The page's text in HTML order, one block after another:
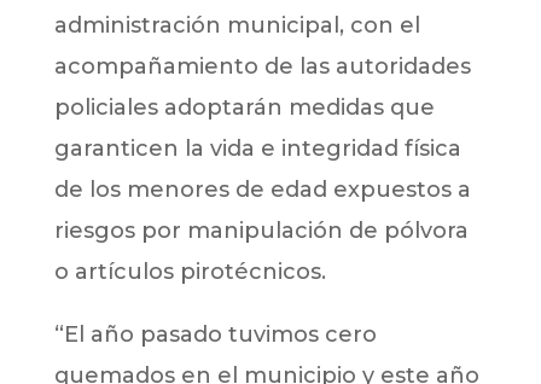
administración municipal, con el
acompañamiento de las autoridades
policiales adoptarán medidas que
garanticen la vida e integridad física
de los menores de edad expuestos a
riesgos por manipulación de pólvora
o artículos pirotécnicos.
“El año pasado tuvimos cero
quemados en el municipio y este año